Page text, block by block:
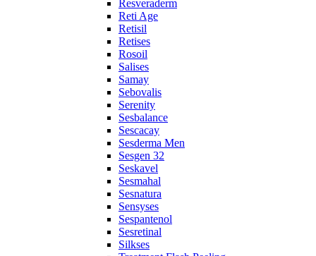
Resveraderm
Reti Age
Retisil
Retises
Rosoil
Salises
Samay
Sebovalis
Serenity
Sesbalance
Sescacay
Sesderma Men
Sesgen 32
Seskavel
Sesmahal
Sesnatura
Sensyses
Sespantenol
Sesretinal
Silkses